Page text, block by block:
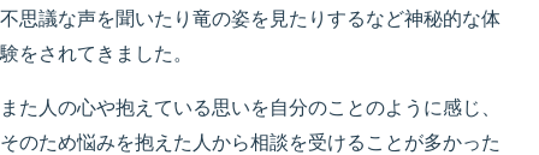
不思議な声を聞いたり竜の姿を見たりするなど神秘的な体
験をされてきました。
また人の心や抱えている思いを自分のことのように感じ、
そのため悩みを抱えた人から相談を受けることが多かった